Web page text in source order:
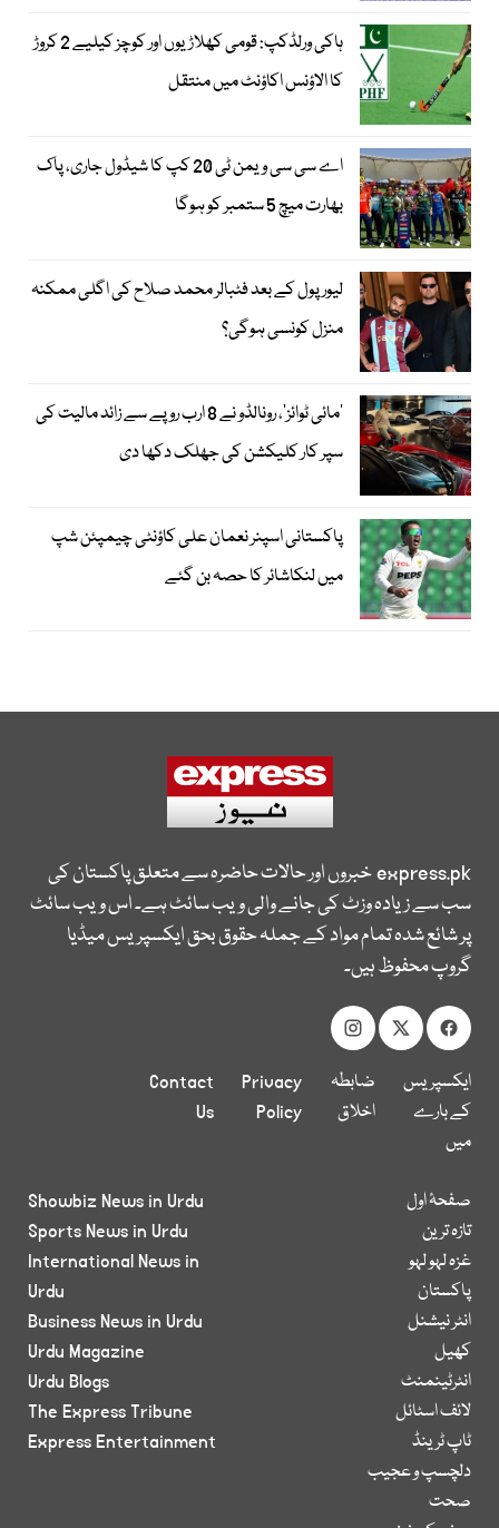
ہاکی ورلڈکپ: قومی کھلاڑیوں اور کوچز کیلیے 2 کروڑ
کا الاؤنس اکاؤنٹ میں منتقل
اے سی سی ویمن ٹی 20 کپ کا شیڈول جاری، پاک
بھارت میچ 5 ستمبر کو ہوگا
لیور پول کے بعد فٹبالر محمد صلاح کی اگلی ممکنہ
منزل کونسی ہوگی؟
’مائی ٹوائز‘، رونالڈو نے 8 ارب روپے سے زائد مالیت کی
سپر کار کلیکشن کی جھلک دکھا دی
پاکستانی اسپنر نعمان علی کاؤنٹی چیمپئن شپ
میں لنکاشائر کا حصہ بن گئے
express.pkخبروں اور حالات حاضرہ سے متعلق پاکستان کی
سب سے زیادہ وزٹ کی جانے والی ویب سائٹ ہے۔ اس ویب سائٹ
پر شائع شدہ تمام مواد کے جملہ حقوق بحق ایکسپریس میڈیا
گروپ محفوظ ہیں۔
ایکسپریس
کے بارے
میں
ضابطہ
اخلاق
Privacy
Policy
Contact
Us
صفحۂ اول
تازہ ترین
غزہ لہو لہو
پاکستان
انٹر نیشنل
کھیل
انٹرٹینمنٹ
لائف اسٹائل
ٹاپ ٹرینڈ
دلچسپ و عجیب
صحت
Showbiz News in Urdu
Sports News in Urdu
International News in
Urdu
Business News in Urdu
Urdu Magazine
Urdu Blogs
The Express Tribune
Express Entertainment